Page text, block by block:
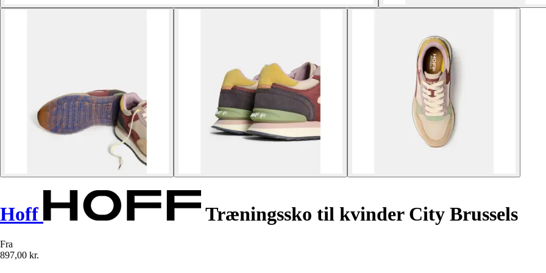
Hoff Træningssko til kvinder City Brussels
Fra
897,00 kr.